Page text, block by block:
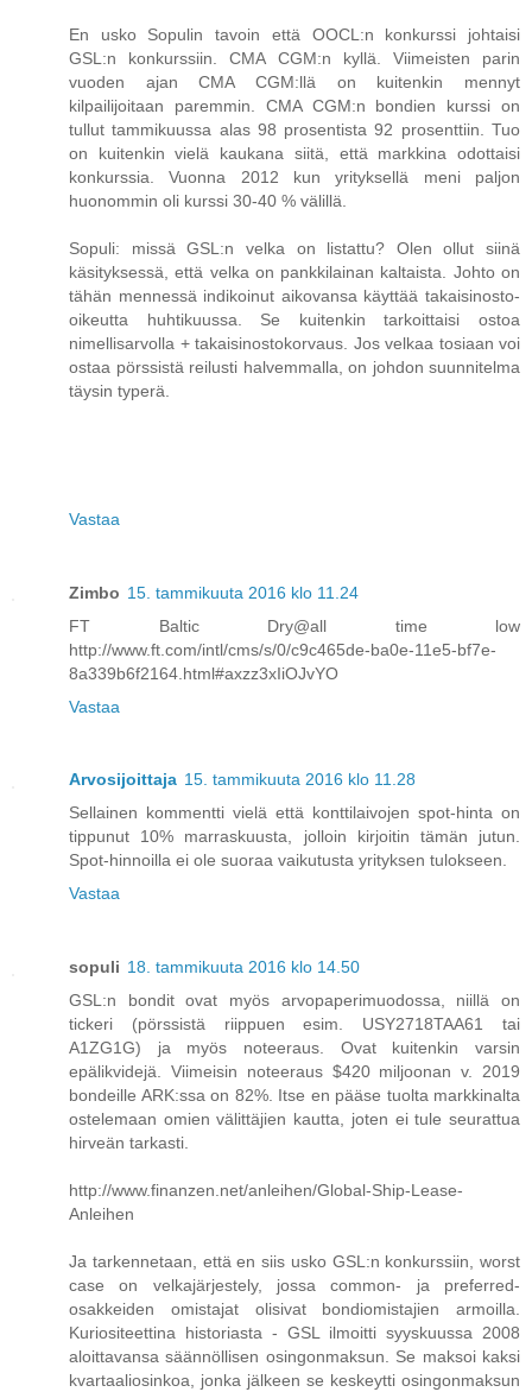
En usko Sopulin tavoin että OOCL:n konkurssi johtaisi
GSL:n konkurssiin. CMA CGM:n kyllä. Viimeisten parin
vuoden ajan CMA CGM:llä on kuitenkin mennyt
kilpailijoitaan paremmin. CMA CGM:n bondien kurssi on
tullut tammikuussa alas 98 prosentista 92 prosenttiin. Tuo
on kuitenkin vielä kaukana siitä, että markkina odottaisi
konkurssia. Vuonna 2012 kun yrityksellä meni paljon
huonommin oli kurssi 30-40 % välillä.
Sopuli: missä GSL:n velka on listattu? Olen ollut siinä
käsityksessä, että velka on pankkilainan kaltaista. Johto on
tähän mennessä indikoinut aikovansa käyttää takaisinosto-
oikeutta huhtikuussa. Se kuitenkin tarkoittaisi ostoa
nimellisarvolla + takaisinostokorvaus. Jos velkaa tosiaan voi
ostaa pörssistä reilusti halvemmalla, on johdon suunnitelma
täysin typerä.
Vastaa
Zimbo 15. tammikuuta 2016 klo 11.24
FT Baltic Dry@all time low
http://www.ft.com/intl/cms/s/0/c9c465de-ba0e-11e5-bf7e-
8a339b6f2164.html#axzz3xIiOJvYO
Vastaa
Arvosijoittaja 15. tammikuuta 2016 klo 11.28
Sellainen kommentti vielä että konttilaivojen spot-hinta on
tippunut 10% marraskuusta, jolloin kirjoitin tämän jutun.
Spot-hinnoilla ei ole suoraa vaikutusta yrityksen tulokseen.
Vastaa
sopuli 18. tammikuuta 2016 klo 14.50
GSL:n bondit ovat myös arvopaperimuodossa, niillä on
tickeri (pörssistä riippuen esim. USY2718TAA61 tai
A1ZG1G) ja myös noteeraus. Ovat kuitenkin varsin
epälikvidejä. Viimeisin noteeraus $420 miljoonan v. 2019
bondeille ARK:ssa on 82%. Itse en pääse tuolta markkinalta
ostelemaan omien välittäjien kautta, joten ei tule seurattua
hirveän tarkasti.
http://www.finanzen.net/anleihen/Global-Ship-Lease-
Anleihen
Ja tarkennetaan, että en siis usko GSL:n konkurssiin, worst
case on velkajärjestely, jossa common- ja preferred-
osakkeiden omistajat olisivat bondiomistajien armoilla.
Kuriositeettina historiasta - GSL ilmoitti syyskuussa 2008
aloittavansa säännöllisen osingonmaksun. Se maksoi kaksi
kvartaaliosinkoa, jonka jälkeen se keskeytti osingonmaksun